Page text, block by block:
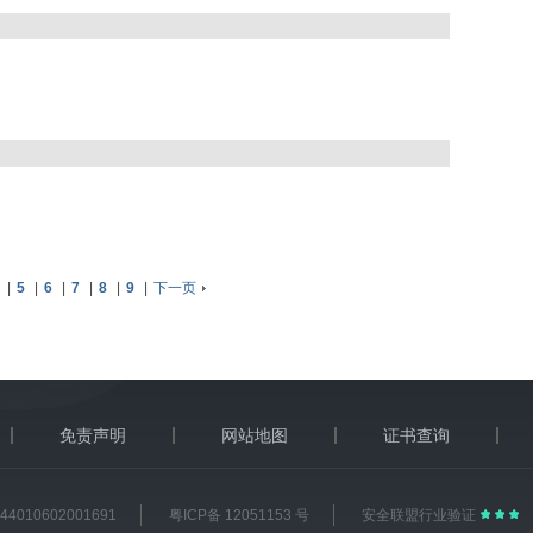
| 5 | 6 | 7 | 8 | 9 | 下一页
免责声明 网站地图 证书查询
粤ICP备 12051153 号 安全联盟行业验证